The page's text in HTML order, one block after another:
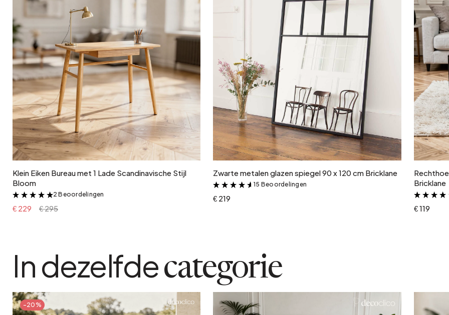
In winkelwagen
Klein Eiken Bureau met 1 Lade Scandinavische Stijl
Bloom
&
2 Beoordelingen
€ 229 € 295
In winkelwagen
Zwarte metalen glazen spiegel 90 x 120 cm Bricklane
&
15 Beoordelingen
€ 219
Bricklane
€ 119
In dezelfdecategorie
-20%